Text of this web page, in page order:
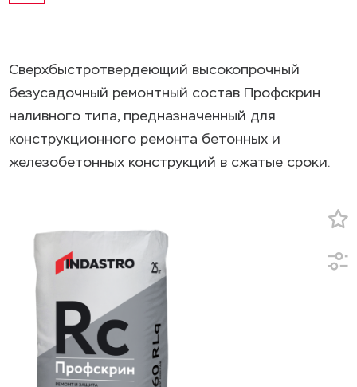
Сверхбыстротвердеющий высокопрочный
безусадочный ремонтный состав Профскрин
наливного типа, предназначенный для
конструкционного ремонта бетонных и
железобетонных конструкций в сжатые сроки.